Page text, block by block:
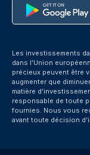
Les investissements
dans l’Union
précieux peuvent être
augmenter que
matière
responsable de toute
fournies. Nous vous
avant toute décision